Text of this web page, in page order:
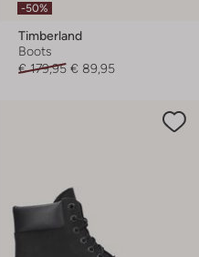
-50%
Timberland
Boots
€ 179,95 € 89,95